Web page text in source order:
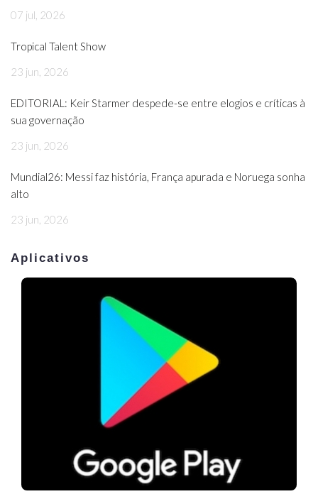
07 jul, 2026
Tropical Talent Show
23 jun, 2026
EDITORIAL: Keir Starmer despede-se entre elogios e críticas à
sua governação
23 jun, 2026
Mundial26: Messi faz história, França apurada e Noruega sonha
alto
23 jun, 2026
Aplicativos